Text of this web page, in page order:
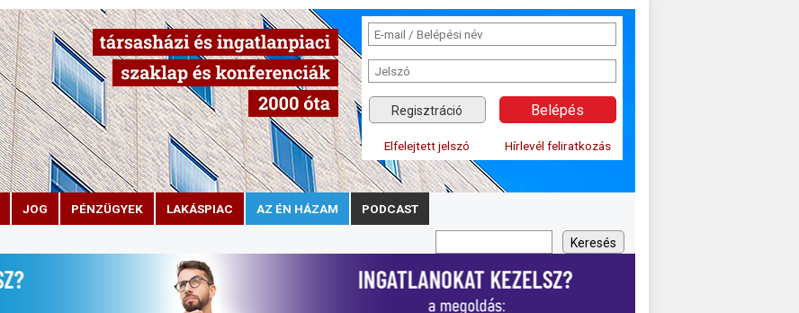
Regisztráció
Elfelejtett jelszó Hírlevél feliratkozás
JOG PÉNZÜGYEK LAKÁSPIAC AZ ÉN HÁZAM PODCAST